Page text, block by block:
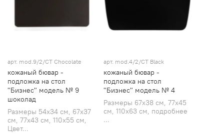
арт. mod.9/2/СТ Chocolate
кожаный бювар -
подложка на стол
"Бизнес" модель № 9
шоколад
Размеры 54х34 см, 67х37
см, 77х43 см, 110х55 см,
Цвет...
арт. mod.4/2/СТ Black
кожаный бювар -
подложка на стол
"Бизнес" модель № 4
Размеры 67х38 см, 77х45
см, 110х63 см, подробнее
...